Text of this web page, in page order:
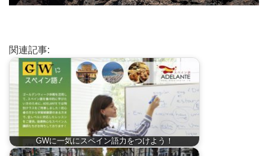
関連記事:
GWに一気にスペイン語力をつけよう！